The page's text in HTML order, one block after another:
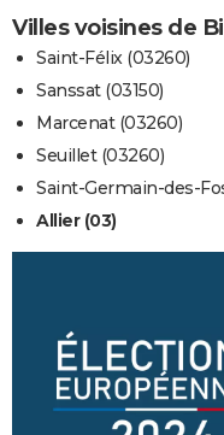
Villes voisines de
Saint-Félix (03260)
Sanssat (03150)
Marcenat (03260)
Seuillet (03260)
Saint-Germain-des-
Allier (03)